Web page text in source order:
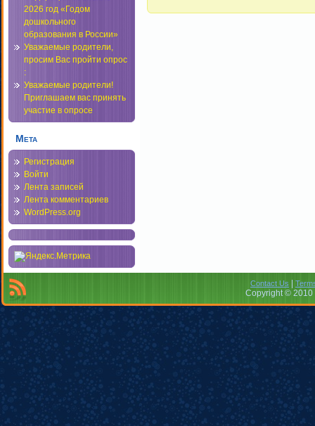
2026 год «Годом
дошкольного
образования в России»
Уважаемые родители,
просим Вас пройти опрос
:
Уважаемые родители!
Приглашаем вас принять
участие в опросе
Мета
Регистрация
Войти
Лента записей
Лента комментариев
WordPress.org
Contact Us
Copyright ©